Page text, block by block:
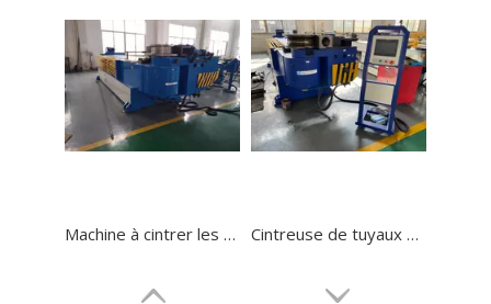
Machine à cintrer les tubes métalliques à mandrin GM-SB-168NCB Cintreuse de tuyaux en acier inoxydable NC GM-SB-114NCB